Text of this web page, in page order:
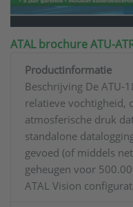
ATAL brochure ATU-
Productinformatie
Beschrijving De ATU-
relatieve vochtigheid,
atmosferische druk
standalone
gevoed (of middels
geheugen voor
ATAL Vision